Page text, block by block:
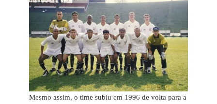
Mesmo assim, o time subiu em 1996 de volta para a